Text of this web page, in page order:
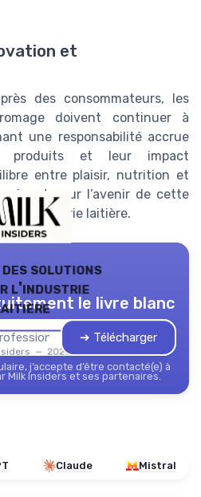
et
des consommateurs, les
doivent continuer à
une responsabilité accrue
et leur impact
entre plaisir, nutrition et
pour l’avenir de cette
l’industrie laitière.
des solutions
l'industrie
— 2026
le livre blanc
➔ Télécharger
j’accepte d’être contacté(e) à
Milk Insiders et ses partenaires.
Claude Mistral